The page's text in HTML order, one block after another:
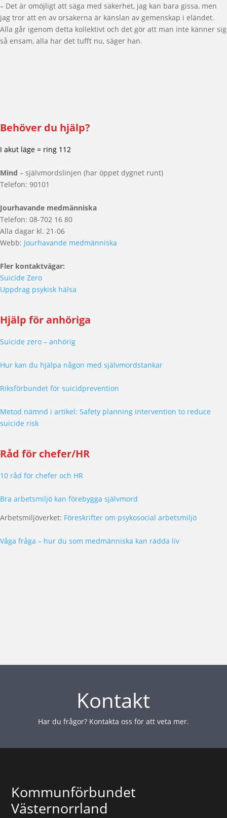
– Det är omöjligt att säga med säkerhet, jag kan bara gissa, men
jag tror att en av orsakerna är känslan av gemenskap i eländet.
Alla går igenom detta kollektivt och det gör att man inte känner sig
så ensam, alla har det tufft nu, säger han.
Behöver du hjälp?
I akut läge = ring 112
Mind – självmordslinjen (har öppet dygnet runt)
Telefon: 90101
Jourhavande medmänniska
Telefon: 08-702 16 80
Alla dagar kl. 21-06
Webb: Jourhavande medmänniska
Fler kontaktvägar:
Suicide Zero
Uppdrag psykisk hälsa
Hjälp för anhöriga
Suicide zero – anhörig
Hur kan du hjälpa någon med självmordstankar
Riksförbundet för suicidprevention
Metod nämnd i artikel: Safety planning intervention to reduce
suicide risk
Råd för chefer/HR
10 råd för chefer och HR
Bra arbetsmiljö kan förebygga självmord
Arbetsmiljöverket: Föreskrifter om psykosocial arbetsmiljö
Våga fråga – hur du som medmänniska kan rädda liv
Kontakt
Har du frågor? Kontakta oss för att veta mer.
Kommunförbundet
Västernorrland